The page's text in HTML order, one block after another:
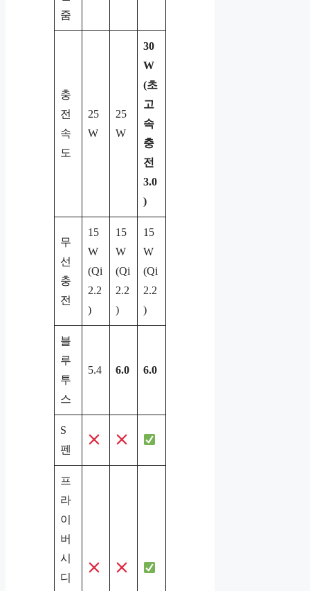
줌
충
전
속
도
25
W
25
W
30
W
(초
고
속
충
전
3.0
)
무
선
충
전
15
W
(Qi
2.2
)
15
W
(Qi
2.2
)
15
W
(Qi
2.2
)
블
루
투
스
5.4 6.0 6.0
S
펜
프
라
이
버
시
디